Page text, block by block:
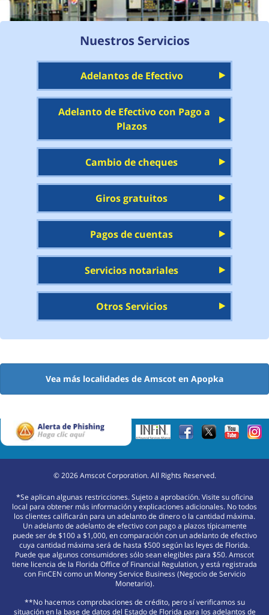
Nuestros Servicios
Adelantos de Efectivo
Adelanto de Efectivo con Pago a
Plazos
Cambio de cheques
Giros gratuitos
Pagos de cuentas
Servicios notariales
Otros Servicios
Vea más localidades de Amscot en Apopka
©2026Amscot Corporation. All Rights Reserved.
*Se aplican algunas restricciones. Sujeto a aprobación. Visite su oficina
local para obtener más información y explicaciones adicionales. No todos
los clientes calificarán para un adelanto de dinero o la cantidad máxima.
Un adelanto de adelanto de efectivo con pago a plazos típicamente
puede ser de $100 a $1,000, en comparación con un adelanto de efectivo
cuya cantidad máxima será de hasta $500 según las leyes de Florida.
Puede que algunos consumidores sólo sean elegibles para $50. Amscot
tiene licencia de la Florida Office of Financial Regulation, y está registrada
con FinCEN como un Money Service Business (Negocio de Servicio
Monetario).
**No hacemos comprobaciones de crédito, pero sí verificamos su
situación en la base de datos del Estado de Florida para los adelantos de